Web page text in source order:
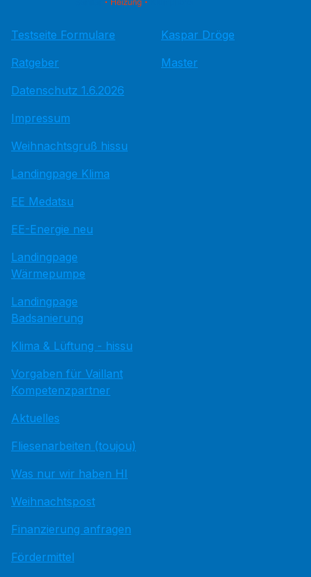
Testseite Formulare
Ratgeber
Datenschutz 1.6.2026
Impressum
Weihnachtsgruß hissu
Landingpage Klima
EE Medatsu
EE-Energie neu
Landingpage
Wärmepumpe
Landingpage
Badsanierung
Klima & Lüftung - hissu
Vorgaben für Vaillant
Kompetenzpartner
Aktuelles
Fliesenarbeiten (toujou)
Was nur wir haben HI
Weihnachtspost
Finanzierung anfragen
Fördermittel
Kaspar Dröge
Master